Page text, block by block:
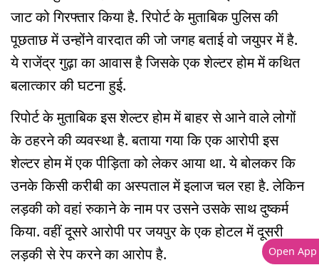
जाट को गिरफ्तार किया है. रिपोर्ट के मुताबिक पुलिस की
पूछताछ में उन्होंने वारदात की जो जगह बताई वो जयुपर में है.
ये राजेंद्र गुढ़ा का आवास है जिसके एक शेल्टर होम में कथित
बलात्कार की घटना हुई.
रिपोर्ट के मुताबिक इस शेल्टर होम में बाहर से आने वाले लोगों
के ठहरने की व्यवस्था है. बताया गया कि एक आरोपी इस
शेल्टर होम में एक पीड़िता को लेकर आया था. ये बोलकर कि
उनके किसी करीबी का अस्पताल में इलाज चल रहा है. लेकिन
लड़की को वहां रुकाने के नाम पर उसने उसके साथ दुष्कर्म
किया. वहीं दूसरे आरोपी पर जयपुर के एक होटल में दूसरी
लड़की से रेप करने का आरोप है.
Open App